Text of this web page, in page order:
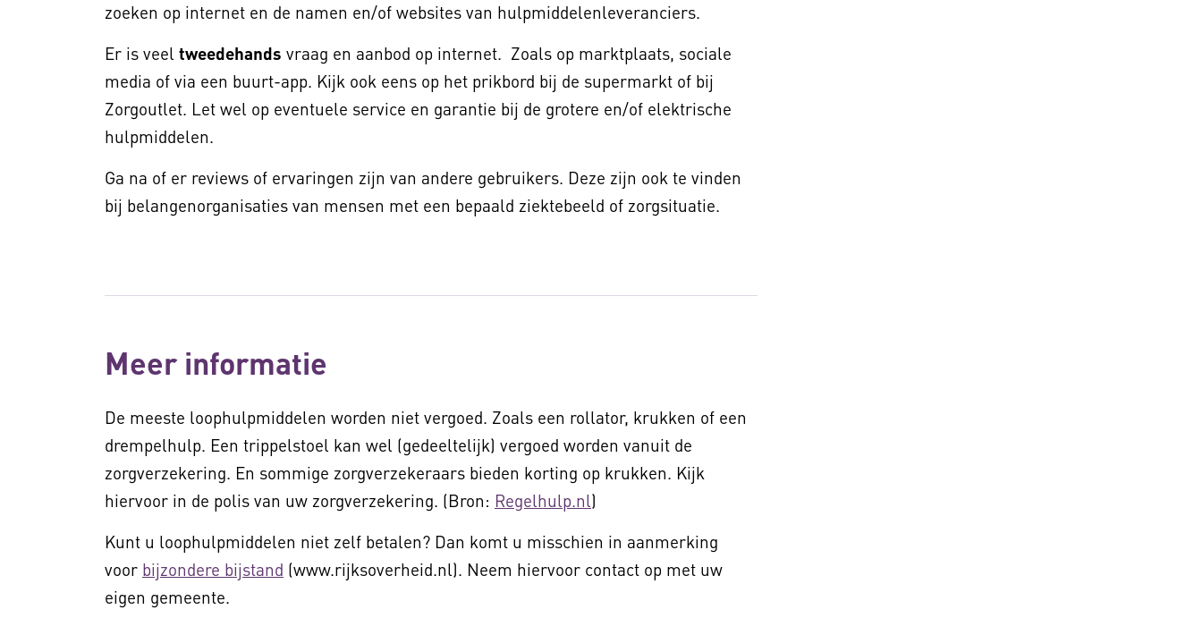
zoeken op internet en de namen en/of websites van hulpmiddelenleveranciers.
Er is veel tweedehands vraag en aanbod op internet. Zoals op marktplaats, sociale
media of via een buurt-app. Kijk ook eens op het prikbord bij de supermarkt of bij
Zorgoutlet. Let wel op eventuele service en garantie bij de grotere en/of elektrische
hulpmiddelen.
Ga na of er reviews of ervaringen zijn van andere gebruikers. Deze zijn ook te vinden
bij belangenorganisaties van mensen met een bepaald ziektebeeld of zorgsituatie.
Meer informatie
De meeste loophulpmiddelen worden niet vergoed. Zoals een rollator, krukken of een
drempelhulp. Een trippelstoel kan wel (gedeeltelijk) vergoed worden vanuit de
zorgverzekering. En sommige zorgverzekeraars bieden korting op krukken. Kijk
hiervoor in de polis van uw zorgverzekering. (Bron: Regelhulp.nl)
Kunt u loophulpmiddelen niet zelf betalen? Dan komt u misschien in aanmerking
voor bijzondere bijstand (www.rijksoverheid.nl). Neem hiervoor contact op met uw
eigen gemeente.